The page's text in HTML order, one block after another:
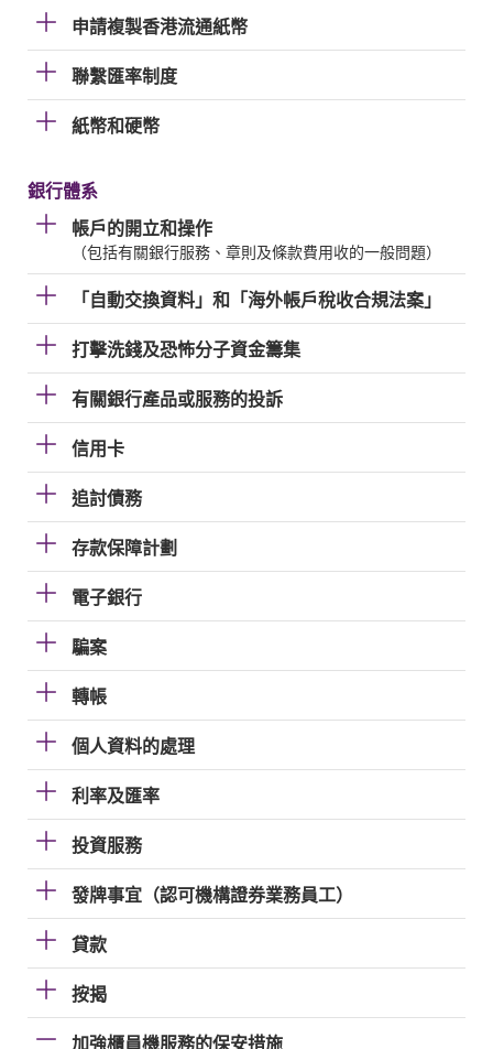
申請複製香港流通紙幣
聯繫匯率制度
紙幣和硬幣
銀行體系
帳戶的開立和操作
（包括有關銀行服務、章則及條款費用收的一般問題）
「自動交換資料」和「海外帳戶稅收合規法案」
打擊洗錢及恐怖分子資金籌集
有關銀行產品或服務的投訴
信用卡
追討債務
存款保障計劃
電子銀行
騙案
轉帳
個人資料的處理
利率及匯率
投資服務
發牌事宜（認可機構證券業務員工）
貸款
按揭
加強櫃員機服務的保安措施